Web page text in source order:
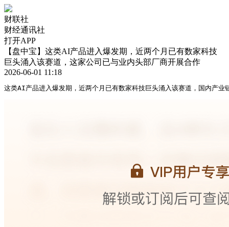
财联社
财经通讯社
打开APP
【盘中宝】这类AI产品进入爆发期，近两个月已有数家科技
巨头涌入该赛道，这家公司已与业内头部厂商开展合作
2026-06-01 11:18
这类AI产品进入爆发期，近两个月已有数家科技巨头涌入该赛道，国内产